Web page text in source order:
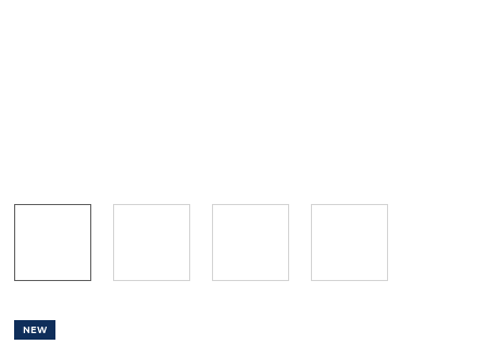
NEW